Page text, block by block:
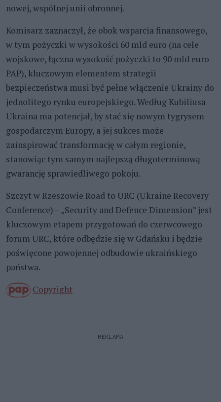
nowej, wspólnej unii obronnej.
Komisarz zaznaczył, że obok wsparcia finansowego,
w tym pożyczki w wysokości 60 mld euro (na cele
wojskowe, łączna wysokość pożyczki to 90 mld euro -
PAP), kluczowym elementem strategii
bezpieczeństwa musi być pełne włączenie Ukrainy do
jednolitego rynku europejskiego. Według Kubiliusa
Ukraina ma potencjał, by stać się nowym tygrysem
gospodarczym Europy, a jej sukces może
zainspirować transformację w całym regionie,
stanowiąc tym samym najlepszą długoterminową
gwarancję sprawiedliwego pokoju.
Szczyt w Rzeszowie Road to URC (Ukraine Recovery
Conference) – „Security and Defence Dimension” jest
kluczowym etapem przygotowań do czerwcowego
forum URC, które odbędzie się w Gdańsku i będzie
poświęcone powojennej odbudowie ukraińskiego
państwa.
Copyright
REKLAMA